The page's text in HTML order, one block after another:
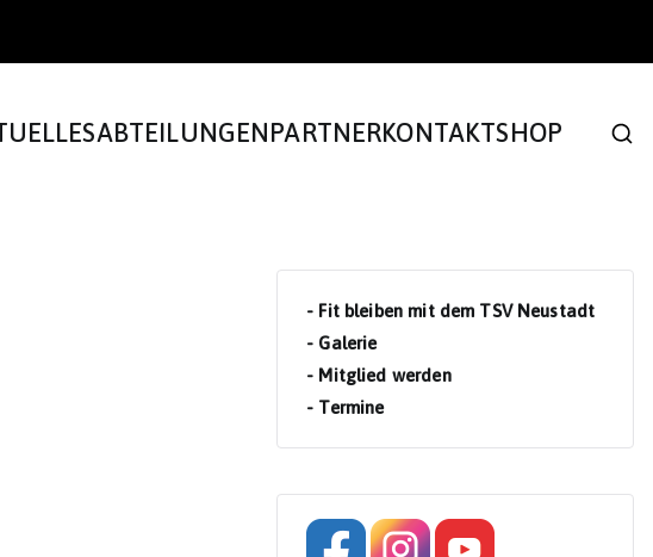
ABTEILUNGENPARTNERKONTAKTSHOP
- Fit bleiben mit dem TSV Neustadt
- Galerie
- Mitglied werden
- Termine